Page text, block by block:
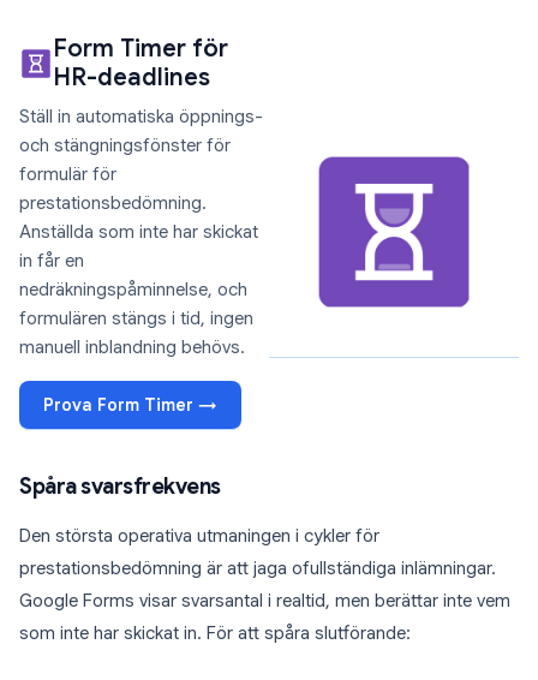
Form Timer för
HR-deadlines
Ställ in automatiska öppnings-
och stängningsfönster för
formulär för
prestationsbedömning.
Anställda som inte har skickat
in får en
nedräkningspåminnelse, och
formulären stängs i tid, ingen
manuell inblandning behövs.
Prova Form Timer →
Spåra svarsfrekvens
Den största operativa utmaningen i cykler för
prestationsbedömning är att jaga ofullständiga inlämningar.
Google Forms visar svarsantal i realtid, men berättar inte vem
som inte har skickat in. För att spåra slutförande: